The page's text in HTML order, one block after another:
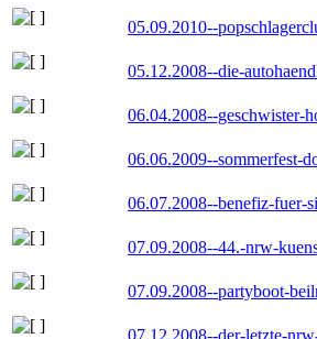
05.09.2010--
05.12.2008--die-
06.04.2008--geschwister-
06.06.2009--sommerfest-
06.07.2008--benefiz-fuer-
07.09.2008--44.-nrw-
07.09.2008--partyboot-
07.12.2008--der-letzte-